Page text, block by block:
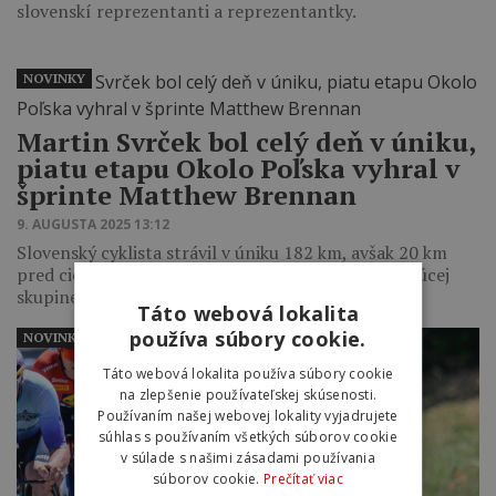
slovenskí reprezentanti a reprezentantky.
Martin Svrček bol celý deň v úniku,
piatu etapu Okolo Poľska vyhral v
šprinte Matthew Brennan
9. AUGUSTA 2025 13:12
Slovenský cyklista strávil v úniku 182 km, avšak 20 km
pred cieľom neudržal tempo s najsilnejšími vo vedúcej
skupine. V…
NOVINKY
NOVINKY
Táto webová lokalita
používa súbory cookie.
Táto webová lokalita používa súbory cookie
na zlepšenie používateľskej skúsenosti.
Používaním našej webovej lokality vyjadrujete
súhlas s používaním všetkých súborov cookie
v súlade s našimi zásadami používania
súborov cookie. Prečítať viac